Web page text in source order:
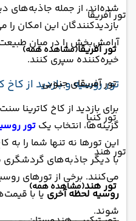
تور آفریقا
تور آفریقا(مشاهده همه)
تور آفریقای جنوبی
تور کنیا
تور هند
تور هند(مشاهده همه)
شده‌اند، از جمله جاذبه‌های
بازدیدکنندگان این امکان
آرامش‌بخش را در میان
خیره‌کننده سپری کنند.
تور روسیه و بازدید از کاخ
برای بازدید از کاخ کاترینا
گزینه‌ها، انتخاب یک تور
این تورها نه تنها شما را به
با دیگر جاذبه‌های گردشگری
می‌کنند. برخی از تورهای
روسیه لحظه آخری یا با
شوند.